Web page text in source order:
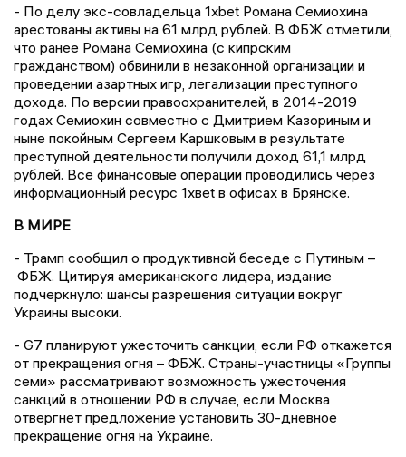
- По делу экс-совладельца 1xbet Романа Семиохина
арестованы активы на 61 млрд рублей. В ФБЖ отметили,
что ранее Романа Семиохина (с кипрским
гражданством) обвинили в незаконной организации и
проведении азартных игр, легализации преступного
дохода. По версии правоохранителей, в 2014-2019
годах Семиохин совместно с Дмитрием Казориным и
ныне покойным Сергеем Каршковым в результате
преступной деятельности получили доход 61,1 млрд
рублей. Все финансовые операции проводились через
информационный ресурс 1xвet в офисах в Брянске.
В МИРЕ
- Трамп сообщил о продуктивной беседе с Путиным –
ФБЖ. Цитируя американского лидера, издание
подчеркнуло: шансы разрешения ситуации вокруг
Украины высоки.
- G7 планируют ужесточить санкции, если РФ откажется
от прекращения огня – ФБЖ. Страны-участницы «Группы
семи» рассматривают возможность ужесточения
санкций в отношении РФ в случае, если Москва
отвергнет предложение установить 30-дневное
прекращение огня на Украине.